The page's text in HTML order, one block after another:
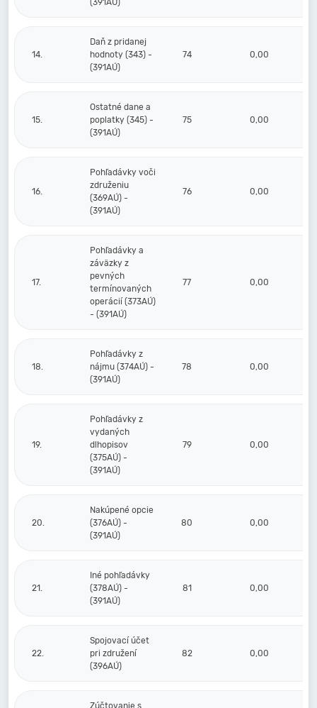
(391AÚ)
14.
Daň z pridanej
hodnoty (343) -
(391AÚ)
74 0,00
15.
Ostatné dane a
poplatky (345) -
(391AÚ)
75 0,00
16.
Pohľadávky voči
združeniu
(369AÚ) -
(391AÚ)
76 0,00
17.
Pohľadávky a
záväzky z
pevných
termínovaných
operácií (373AÚ)
- (391AÚ)
77 0,00
18.
Pohľadávky z
nájmu (374AÚ) -
(391AÚ)
78 0,00
19.
Pohľadávky z
vydaných
dlhopisov
(375AÚ) -
(391AÚ)
79 0,00
20.
Nakúpené opcie
(376AÚ) -
(391AÚ)
80 0,00
21.
Iné pohľadávky
(378AÚ) -
(391AÚ)
81 0,00
22.
Spojovací účet
pri združení
(396AÚ)
82 0,00
Zúčtovanie s